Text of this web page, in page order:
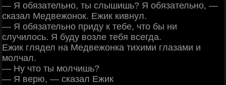
— Я обязательно, ты слышишь? Я обязательно, —
сказал Медвежонок. Ежик кивнул.
— Я обязательно приду к тебе, что бы ни
случилось. Я буду возле тебя всегда.
Ежик глядел на Медвежонка тихими глазами и
молчал.
— Ну что ты молчишь?
— Я верю, — сказал Ежик